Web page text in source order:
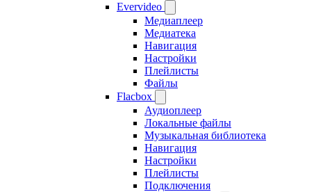
Evervideo
Медиаплеер
Медиатека
Навигация
Настройки
Плейлисты
Файлы
Flacbox
Аудиоплеер
Локальные файлы
Музыкальная библиотека
Навигация
Настройки
Плейлисты
Подключения